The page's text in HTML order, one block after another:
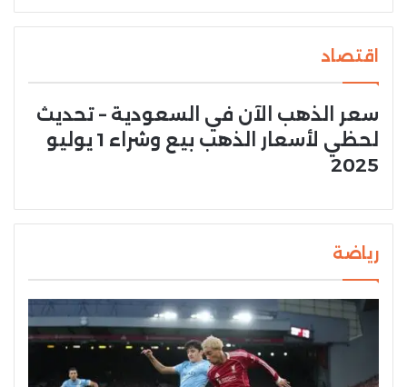
اقتصاد
سعر الذهب الآن في السعودية – تحديث
لحظي لأسعار الذهب بيع وشراء 1 يوليو
2025
رياضة